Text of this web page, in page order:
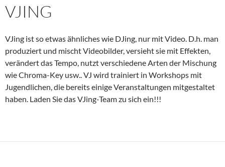
VJING
VJing ist so etwas ähnliches wie DJing, nur mit Video. D.h. man
produziert und mischt Videobilder, versieht sie mit Effekten,
verändert das Tempo, nutzt verschiedene Arten der Mischung
wie Chroma-Key usw.. VJ wird trainiert in Workshops mit
Jugendlichen, die bereits einige Veranstaltungen mitgestaltet
haben. Laden Sie das VJing-Team zu sich ein!!!